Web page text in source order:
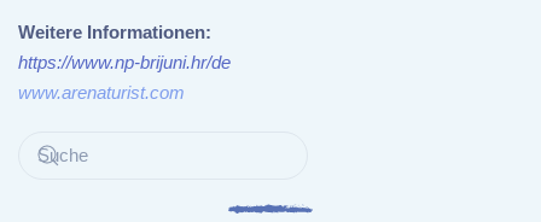
Weitere Informationen:
https://www.np-brijuni.hr/de
www.arenaturist.com